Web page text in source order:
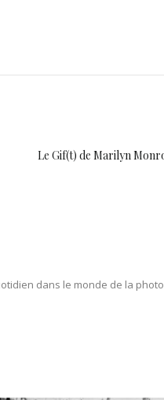
Le Gif(t) de Marilyn
dans le monde de la